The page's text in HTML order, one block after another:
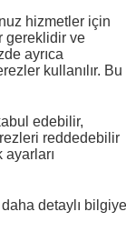
hizmetler için
gereklidir ve
ayrıca
kullanılır. Bu
edebilir,
reddedebilir
detaylı bilgiye